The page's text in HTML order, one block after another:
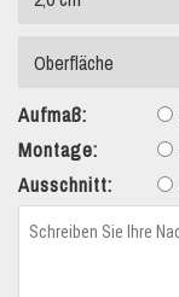
Aufmaß:
Montage:
Ausschnitt: